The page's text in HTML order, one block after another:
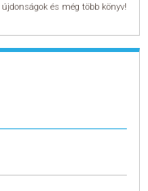
és még több könyv!